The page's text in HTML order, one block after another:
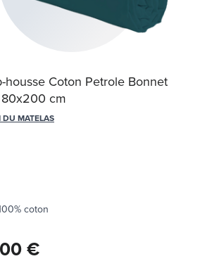
housse Coton Petrole Bonnet
cm
DU MATELAS
coton
€